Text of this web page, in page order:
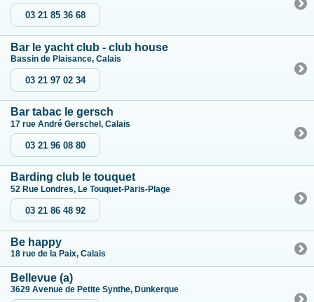
03 21 85 36 68
Bar le yacht club - club house
Bassin de Plaisance, Calais
03 21 97 02 34
Bar tabac le gersch
17 rue André Gerschel, Calais
03 21 96 08 80
Barding club le touquet
52 Rue Londres, Le Touquet-Paris-Plage
03 21 86 48 92
Be happy
18 rue de la Paix, Calais
Bellevue (a)
3629 Avenue de Petite Synthe, Dunkerque